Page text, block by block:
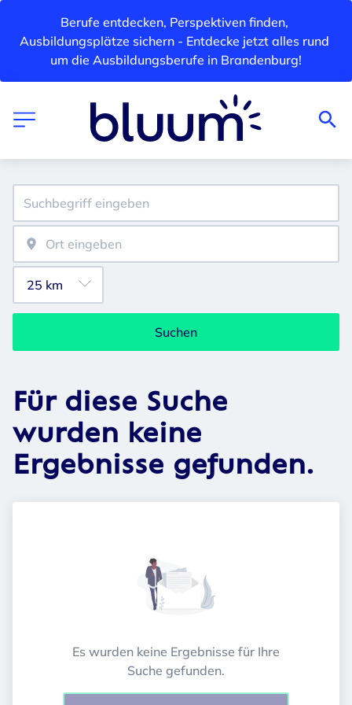
Berufe entdecken, Perspektiven finden,
Ausbildungsplätze sichern - Entdecke jetzt alles rund
um die Ausbildungsberufe in Brandenburg!
Suchen
Für diese Suche
wurden keine
Ergebnisse gefunden.
Es wurden keine Ergebnisse für Ihre
Suche gefunden.